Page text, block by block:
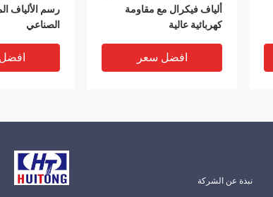
رسم الألياف
الصناعي
ألياف فيكرال مع مقاومة
كهربائية عالية
افضل سعر
نبذة عن الشركة